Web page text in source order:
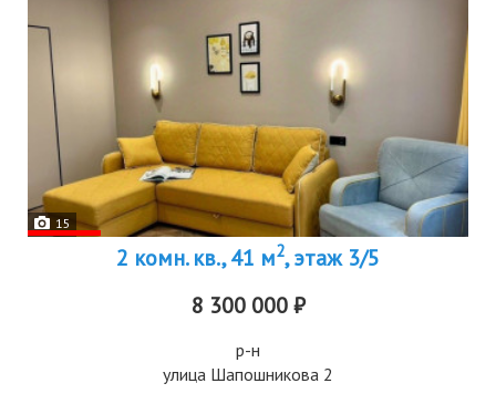
15
2 комн. кв., 41 м2, этаж 3/5
8 300 000 ₽
р-н
улица Шапошникова 2